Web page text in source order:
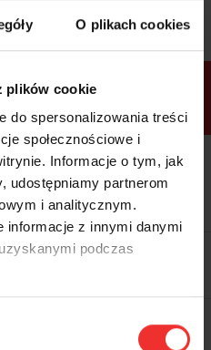
O plikach cookies
plików cookie
do spersonalizowania treści
społecznościowe i
Informacje o tym, jak
udostępniamy partnerom
i analitycznym.
informacje z innymi danymi
podczas
i wybierz bilet
VIP Premium
w
VIP